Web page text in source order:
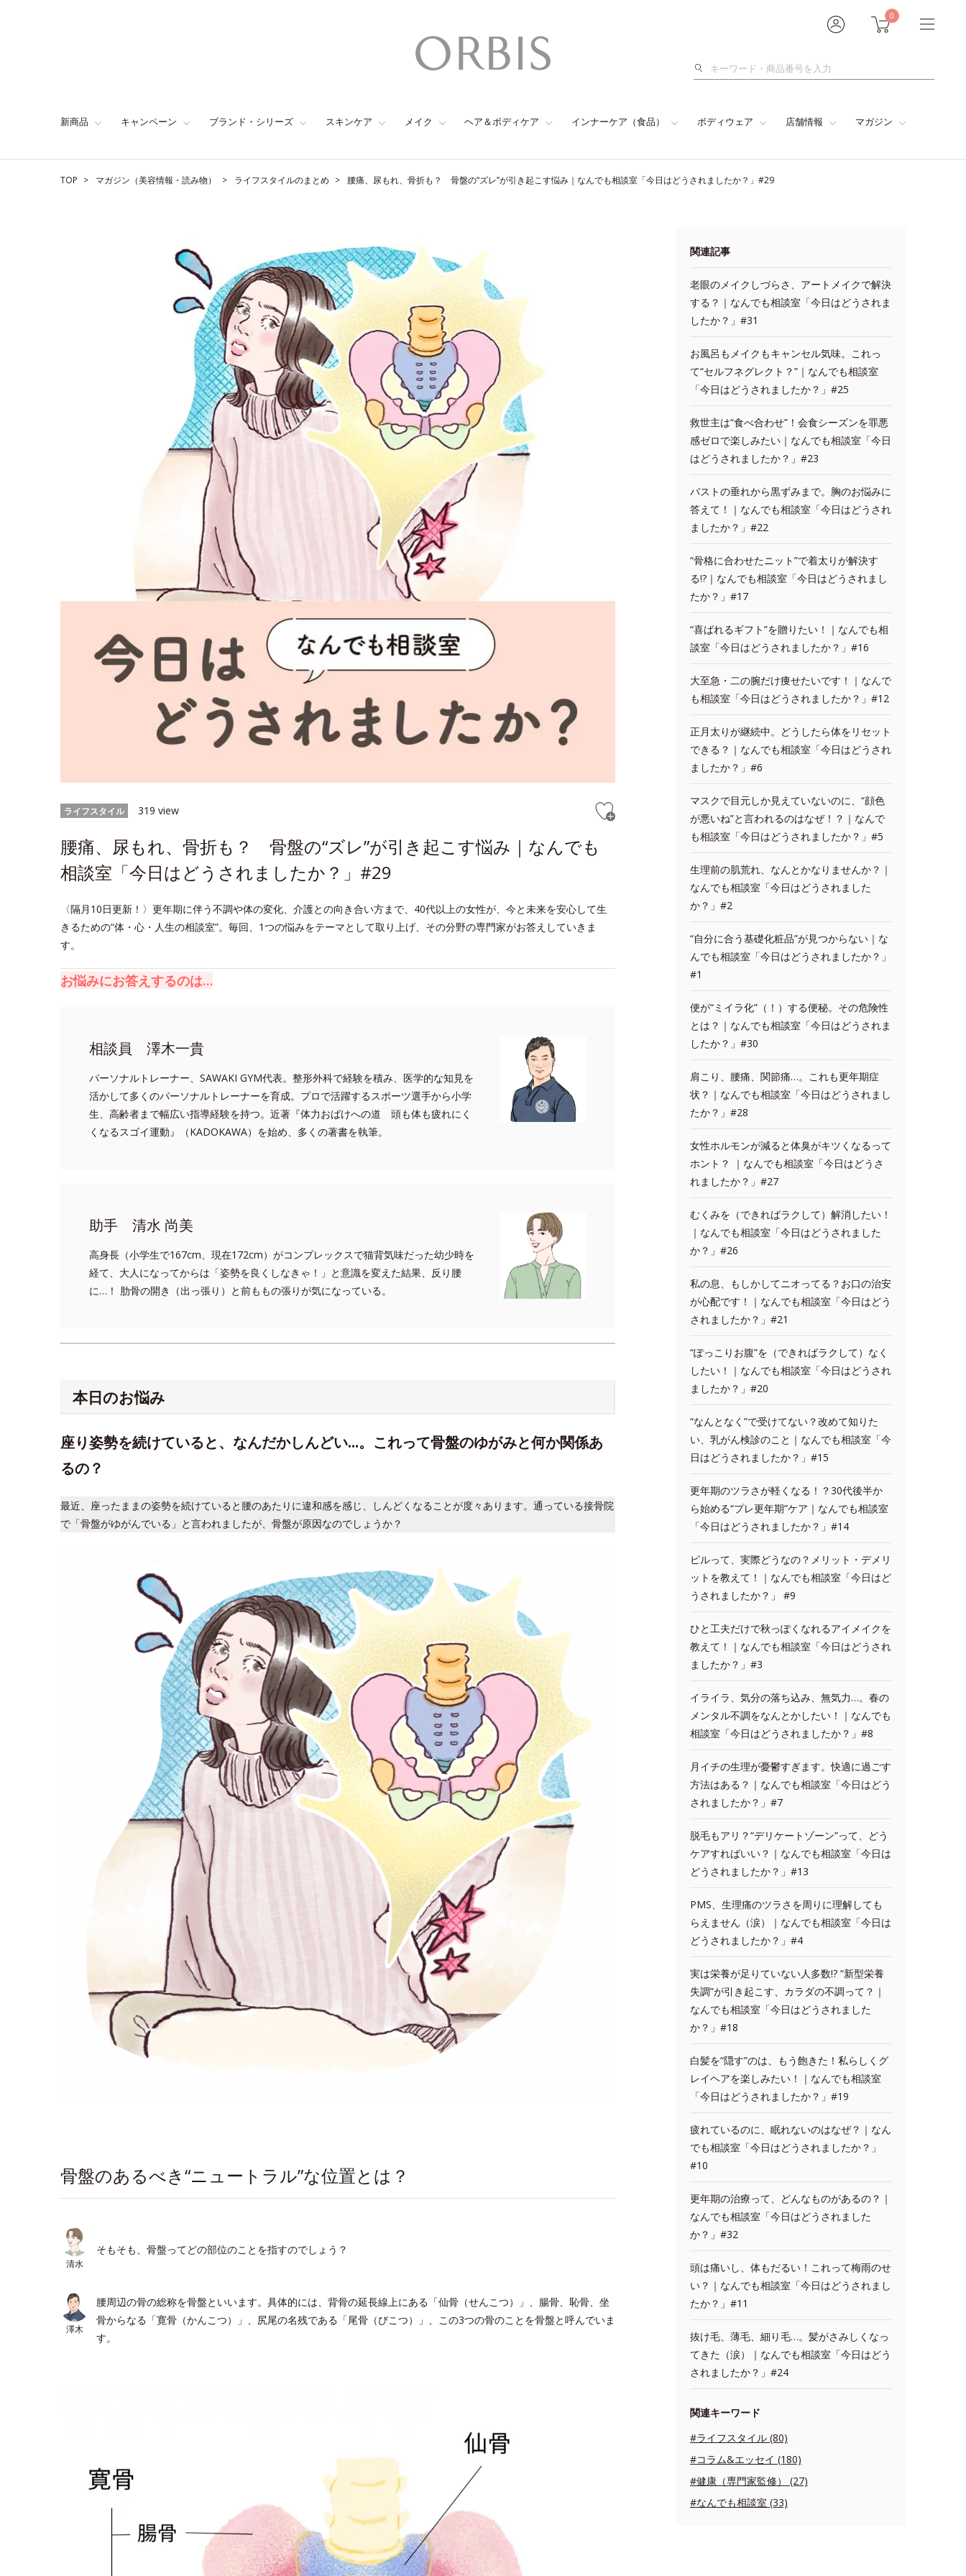
0
検
新商品 キャンペーン ブランド・シリーズ スキンケア メイク ヘア＆ボディケア インナーケア（食品） ボディウェア 店舗情報 マガジン
TOP マガジン（美容情報・読み物） ライフスタイルのまとめ 腰痛、尿もれ、骨折も？ 骨盤の“ズレ”が引き起こす悩み｜なんでも相談室「今日はどうされましたか？」#29
ライフスタイル 319 view
腰痛、尿もれ、骨折も？ 骨盤の“ズレ”が引き起こす悩み｜なんでも
相談室「今日はどうされましたか？」#29
〈隔月10日更新！〉更年期に伴う不調や体の変化、介護との向き合い方まで、40代以上の女性が、今と未来を安心して生
きるための“体・心・人生の相談室”。毎回、1つの悩みをテーマとして取り上げ、その分野の専門家がお答えしていきま
す。
お悩みにお答えするのは…
相談員 澤木一貴
パーソナルトレーナー、SAWAKI GYM代表。整形外科で経験を積み、医学的な知見を
活かして多くのパーソナルトレーナーを育成。プロで活躍するスポーツ選手から小学
生、高齢者まで幅広い指導経験を持つ。近著『体力おばけへの道 頭も体も疲れにく
くなるスゴイ運動』（KADOKAWA）を始め、多くの著書を執筆。
助手 清水 尚美
高身長（小学生で167cm、現在172cm）がコンプレックスで猫背気味だった幼少時を
経て、大人になってからは「姿勢を良くしなきゃ！」と意識を変えた結果、反り腰
に…！ 肋骨の開き（出っ張り）と前ももの張りが気になっている。
本日のお悩み
座り姿勢を続けていると、なんだかしんどい…。これって骨盤のゆがみと何か関係あ
るの？
最近、座ったままの姿勢を続けていると腰のあたりに違和感を感じ、しんどくなることが度々あります。通っている接骨院
で「骨盤がゆがんでいる」と言われましたが、骨盤が原因なのでしょうか？
骨盤のあるべき“ニュートラル”な位置とは？
清水
そもそも、骨盤ってどの部位のことを指すのでしょう？
澤木
腰周辺の骨の総称を骨盤といいます。具体的には、背骨の延長線上にある「仙骨（せんこつ）」、腸骨、恥骨、坐
骨からなる「寛骨（かんこつ）」、尻尾の名残である「尾骨（びこつ）」、この3つの骨のことを骨盤と呼んでいま
す。
関連記事
老眼のメイクしづらさ、アートメイクで解決
する？｜なんでも相談室「今日はどうされま
したか？」#31
お風呂もメイクもキャンセル気味。これっ
て“セルフネグレクト？”｜なんでも相談室
「今日はどうされましたか？」#25
救世主は“食べ合わせ”！会食シーズンを罪悪
感ゼロで楽しみたい｜なんでも相談室「今日
はどうされましたか？」#23
バストの垂れから黒ずみまで。胸のお悩みに
答えて！｜なんでも相談室「今日はどうされ
ましたか？」#22
“骨格に合わせたニット”で着太りが解決す
る!?｜なんでも相談室「今日はどうされまし
たか？」#17
“喜ばれるギフト”を贈りたい！｜なんでも相
談室「今日はどうされましたか？」#16
大至急・二の腕だけ痩せたいです！｜なんで
も相談室「今日はどうされましたか？」#12
正月太りが継続中。どうしたら体をリセット
できる？｜なんでも相談室「今日はどうされ
ましたか？」#6
マスクで目元しか見えていないのに、“顔色
が悪いね”と言われるのはなぜ！？｜なんで
も相談室「今日はどうされましたか？」#5
生理前の肌荒れ、なんとかなりませんか？｜
なんでも相談室「今日はどうされました
か？」#2
“自分に合う基礎化粧品”が見つからない｜な
んでも相談室「今日はどうされましたか？」
#1
便が“ミイラ化”（！）する便秘。その危険性
とは？｜なんでも相談室「今日はどうされま
したか？」#30
肩こり、腰痛、関節痛…。これも更年期症
状？｜なんでも相談室「今日はどうされまし
たか？」#28
女性ホルモンが減ると体臭がキツくなるって
ホント？ ｜なんでも相談室「今日はどうさ
れましたか？」#27
むくみを（できればラクして）解消したい！
｜なんでも相談室「今日はどうされました
か？」#26
私の息、もしかしてニオってる？お口の治安
が心配です！｜なんでも相談室「今日はどう
されましたか？」#21
“ぽっこりお腹”を（できればラクして）なく
したい！｜なんでも相談室「今日はどうされ
ましたか？」#20
“なんとなく”で受けてない？改めて知りた
い、乳がん検診のこと｜なんでも相談室「今
日はどうされましたか？」#15
更年期のツラさが軽くなる！？30代後半か
ら始める“プレ更年期”ケア｜なんでも相談室
「今日はどうされましたか？」#14
ピルって、実際どうなの？メリット・デメリ
ットを教えて！｜なんでも相談室「今日はど
うされましたか？」 #9
ひと工夫だけで秋っぽくなれるアイメイクを
教えて！｜なんでも相談室「今日はどうされ
ましたか？」#3
イライラ、気分の落ち込み、無気力…。春の
メンタル不調をなんとかしたい！｜なんでも
相談室「今日はどうされましたか？」#8
月イチの生理が憂鬱すぎます。快適に過ごす
方法はある？｜なんでも相談室「今日はどう
されましたか？」#7
脱毛もアリ？“デリケートゾーン”って、どう
ケアすればいい？｜なんでも相談室「今日は
どうされましたか？」#13
PMS、生理痛のツラさを周りに理解しても
らえません（涙）｜なんでも相談室「今日は
どうされましたか？」#4
実は栄養が足りていない人多数!? “新型栄養
失調”が引き起こす、カラダの不調って？｜
なんでも相談室「今日はどうされました
か？」#18
白髪を“隠す”のは、もう飽きた！私らしくグ
レイヘアを楽しみたい！｜なんでも相談室
「今日はどうされましたか？」#19
疲れているのに、眠れないのはなぜ？｜なん
でも相談室「今日はどうされましたか？」
#10
更年期の治療って、どんなものがあるの？｜
なんでも相談室「今日はどうされました
か？」#32
頭は痛いし、体もだるい！これって梅雨のせ
い？｜なんでも相談室「今日はどうされまし
たか？」#11
抜け毛、薄毛、細り毛…。髪がさみしくなっ
てきた（涙）｜なんでも相談室「今日はどう
されましたか？」#24
関連キーワード
#ライフスタイル (80)
#コラム&エッセイ (180)
#健康（専門家監修） (27)
#なんでも相談室 (33)